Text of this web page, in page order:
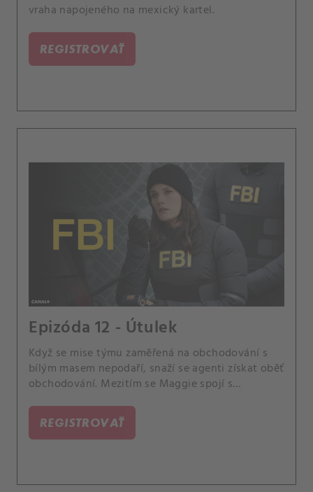
vraha napojeného na mexický kartel.
REGISTROVAŤ
Epizóda 12 - Útulek
Když se mise týmu zaměřená na obchodování s
bílým masem nepodaří, snaží se agenti získat oběť
obchodování. Mezitím se Maggie spojí s
než bude vyhnána z města nebo ještě hůř.
REGISTROVAŤ